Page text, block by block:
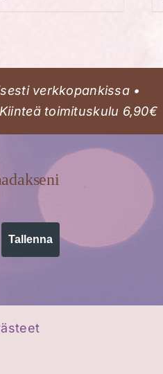
verkkopankissa •
Kiinteä toimituskulu 6,90€
Tallenna